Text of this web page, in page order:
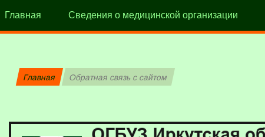
Главная Сведения о медицинской организации
Главная Обратная связь с сайтом